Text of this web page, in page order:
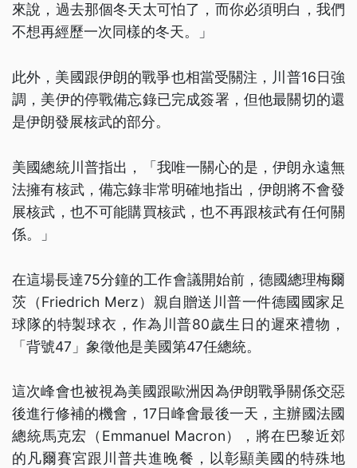
來說，過去那個冬天太可怕了，而你必須明白，我們
不想再經歷一次同樣的冬天。」
此外，美國跟伊朗的戰爭也相當受關注，川普16日強
調，美伊的停戰備忘錄已完成簽署，但他最關切的還
是伊朗發展核武的部分。
美國總統川普指出，「我唯一關心的是，伊朗永遠無
法擁有核武，備忘錄非常明確地指出，伊朗將不會發
展核武，也不可能購買核武，也不再跟核武有任何關
係。」
在這場長達75分鐘的工作會議開始前，德國總理梅爾
茨（Friedrich Merz）親自贈送川普一件德國國家足
球隊的特製球衣，作為川普80歲生日的遲來禮物，
「背號47」象徵他是美國第47任總統。
這次峰會也被視為美國跟歐洲因為伊朗戰爭關係交惡
後進行修補的機會，17日峰會最後一天，主辦國法國
總統馬克宏（Emmanuel Macron），將在巴黎近郊
的凡爾賽宮跟川普共進晚餐，以彰顯美國的特殊地